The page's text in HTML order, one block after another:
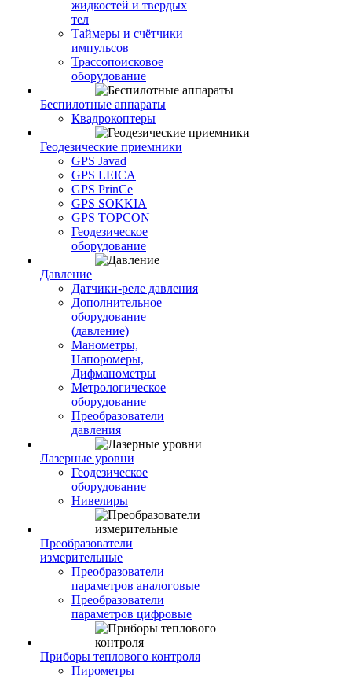
жидкостей и твердых
тел
Таймеры и счётчики
импульсов
Трассопоисковое
оборудование
Беспилотные аппараты
Квадрокоптеры
Геодезические приемники
GPS Javad
GPS LEICA
GPS PrinCe
GPS SOKKIA
GPS TOPCON
Геодезическое
оборудование
Давление
Датчики-реле давления
Дополнительное
оборудование
(давление)
Манометры,
Напоромеры,
Дифманометры
Метрологическое
оборудование
Преобразователи
давления
Лазерные уровни
Геодезическое
оборудование
Нивелиры
Преобразователи
измерительные
Преобразователи
параметров аналоговые
Преобразователи
параметров цифровые
Приборы теплового контроля
Пирометры